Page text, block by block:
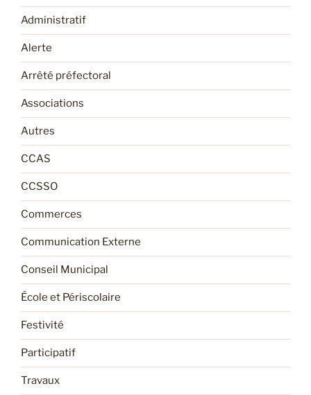
Administratif
Alerte
Arrêté préfectoral
Associations
Autres
CCAS
CCSSO
Commerces
Communication Externe
Conseil Municipal
École et Périscolaire
Festivité
Participatif
Travaux